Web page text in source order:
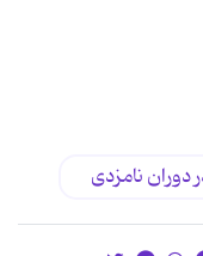
نامزدی